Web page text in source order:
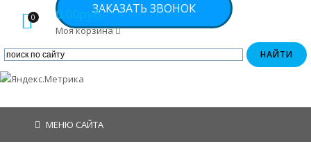
ЗАКАЗАТЬ ЗВОНОК
0 0.00руб.
Моя корзина
МЕНЮ САЙТА